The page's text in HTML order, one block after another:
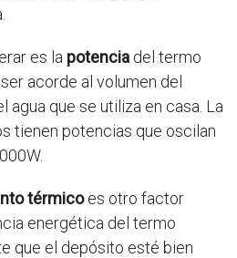
es la potencia del termo
acorde al volumen del
agua que se utiliza en casa. La
tienen potencias que oscilan
térmicoes otro factor
energética del termo
que el depósito esté bien